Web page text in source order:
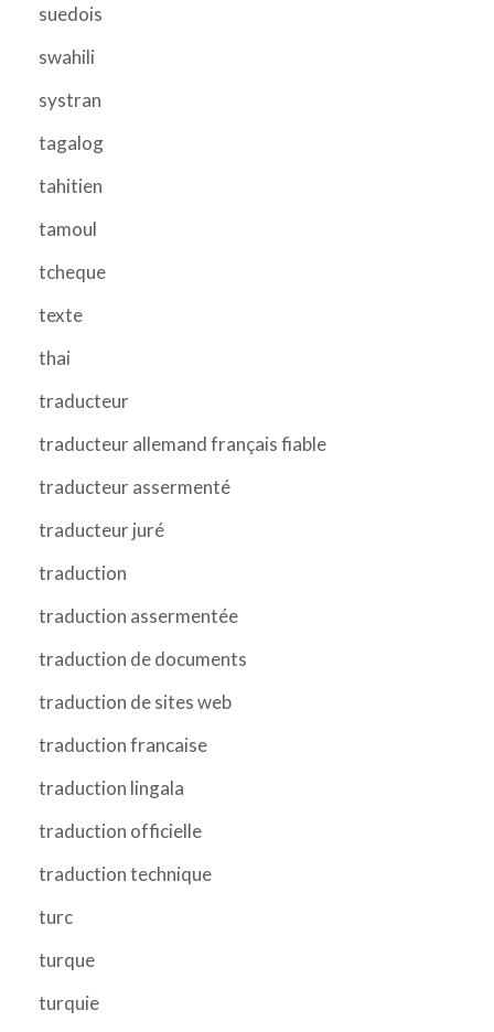
suedois
swahili
systran
tagalog
tahitien
tamoul
tcheque
texte
thai
traducteur
traducteur allemand français fiable
traducteur assermenté
traducteur juré
traduction
traduction assermentée
traduction de documents
traduction de sites web
traduction francaise
traduction lingala
traduction officielle
traduction technique
turc
turque
turquie